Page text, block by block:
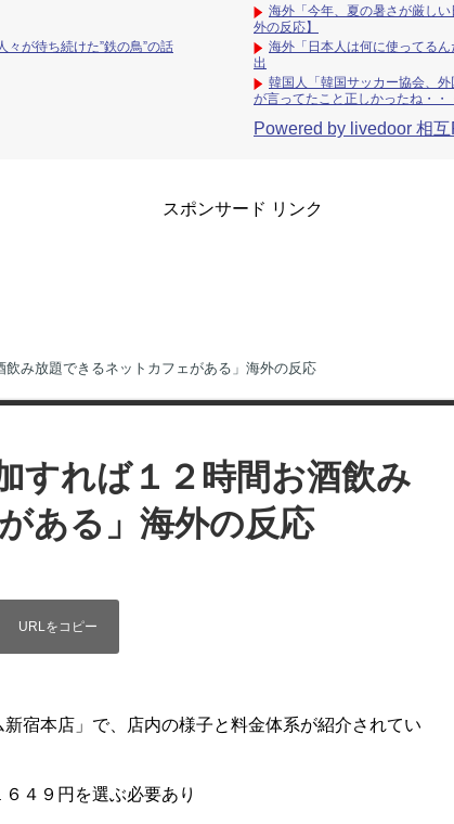
が待ち続けた”鉄の鳥”の話
海外「今年、夏の暑さが厳し
外の反応】
海外「日本人は何に使ってる
出
韓国人「韓国サッカー協会、
が言ってたこと正しかったね・・
Powered by livedoor 相
スポンサード リンク
み放題できるネットカフェがある」海外の反応
すれば１２時間お酒飲み
ある」海外の反応
宿本店」で、店内の様子と料金体系が紹介されてい
４９円を選ぶ必要あり